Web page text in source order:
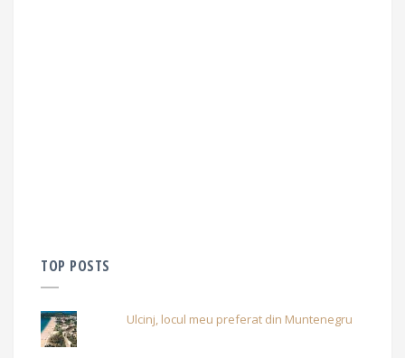
TOP POSTS
Ulcinj, locul meu preferat din Muntenegru